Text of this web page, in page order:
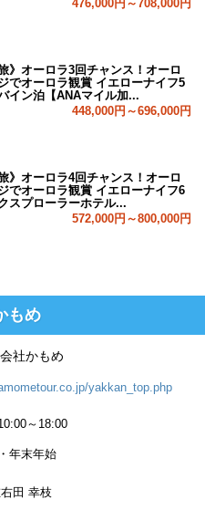
476,000円～708,000円
》オーロラ3回チャンス！オーロ
でオーロラ観賞 イエローナイフ5
イン泊【ANAマイル加...
448,000円～696,000円
》オーロラ4回チャンス！オーロ
でオーロラ観賞 イエローナイフ6
スプローラーホテル...
572,000円～800,000円
もめ
社かもめ
yakkan_top.php
～18:00
年末年始
田 幸枝